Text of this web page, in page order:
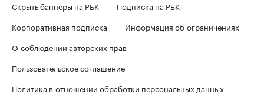
Скрыть баннеры на РБК
Подписка на РБК
Корпоративная подписка
Информация об ограничениях
О соблюдении авторских прав
Пользовательское соглашение
Политика в отношении обработки персональных данных